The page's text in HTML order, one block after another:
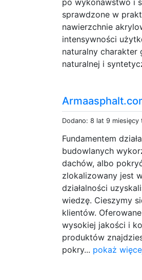
sprawdzone w
nawierzchnie
intensywności
naturalny charakter
naturalnej i
Dodano: 8 lat 9 miesięcy
Fundamentem
budowlanych
dachów, albo
zlokalizowany jest
działalności
wiedzę. Cieszymy
klientów.
wysokiej jakości i
produktów
pokry... pokaż